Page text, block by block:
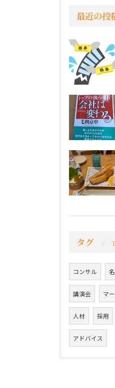
最近の投
タグ
コンサル
講演会 マ
人材 採用
アドバイス